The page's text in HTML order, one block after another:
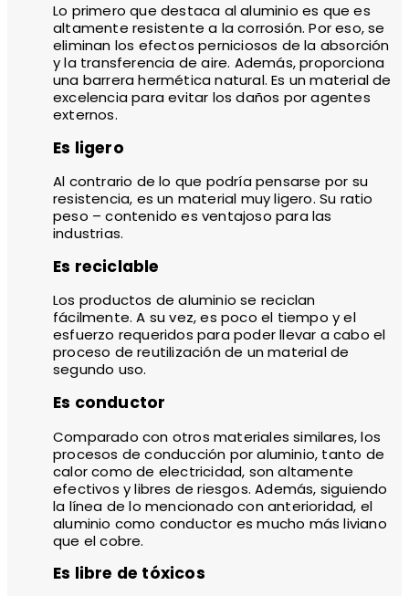
Lo primero que destaca al aluminio es que es
altamente resistente a la corrosión. Por eso, se
eliminan los efectos perniciosos de la absorción
y la transferencia de aire. Además, proporciona
una barrera hermética natural. Es un material de
excelencia para evitar los daños por agentes
externos.
Es ligero
Al contrario de lo que podría pensarse por su
resistencia, es un material muy ligero. Su ratio
peso – contenido es ventajoso para las
industrias.
Es reciclable
Los productos de aluminio se reciclan
fácilmente. A su vez, es poco el tiempo y el
esfuerzo requeridos para poder llevar a cabo el
proceso de reutilización de un material de
segundo uso.
Es conductor
Comparado con otros materiales similares, los
procesos de conducción por aluminio, tanto de
calor como de electricidad, son altamente
efectivos y libres de riesgos. Además, siguiendo
la línea de lo mencionado con anterioridad, el
aluminio como conductor es mucho más liviano
que el cobre.
Es libre de tóxicos